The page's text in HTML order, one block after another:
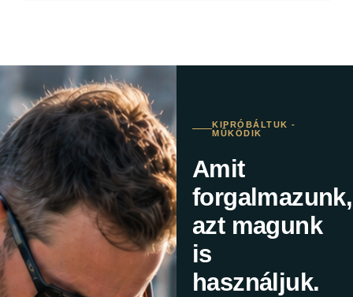
KIPRÓBÁLTUK -
MŰKÖDIK
Amit
forgalmazunk,
azt magunk
is
használjuk.